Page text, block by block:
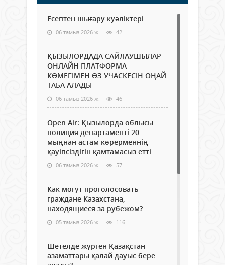
Есептен шығару куәліктері
06 тамыз 2026 ж. 42
ҚЫЗЫЛОРДАДА САЙЛАУШЫЛАР
ОНЛАЙН ПЛАТФОРМА
КӨМЕГІМЕН ӨЗ УЧАСКЕСІН ОҢАЙ
ТАБА АЛАДЫ
06 тамыз 2026 ж. 46
Open Air: Қызылорда облысы
полиция департаменті 20
мыңнан астам көрерменнің
қауіпсіздігін қамтамасыз етті
06 тамыз 2026 ж. 57
Как могут проголосовать
граждане Казахстана,
находящиеся за рубежом?
05 тамыз 2026 ж. 116
Шетелде жүрген Қазақстан
азаматтары қалай дауыс бере